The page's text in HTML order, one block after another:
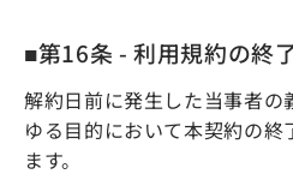
■第16条 - 利用規約の終
解約日前に発生した当事者の
ゆる目的において本契約の
ます。